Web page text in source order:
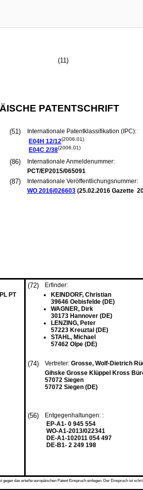
(11)
PATENTSCHRIFT
(51)
Internationale Patentklassifikation (IPC):
E04H 12/12(2006.01)
E04C 2/38(2006.01)
(86)
Internationale Anmeldenummer:
PCT/EP2015/065091
(87)
Internationale Veröffentlichungsnummer:
WO 2016/026603 (25.02.2016 Gazette
PT
(72)
Erfinder:
KEINDORF, Christian
39646 Oebisfelde (DE)
WAGNER, Dirk
30173 Hannover (DE)
LENZING, Peter
57223 Kreuztal (DE)
STAHL, Michael
57462 Olpe (DE)
(74) Vertreter: Grosse, Wolf-Dietrich
Gihske Grosse Klüppel Kross
57072 Siegen
57072 Siegen (DE)
(56)
Entgegenhaltungen: :
EP-A1- 0 945 554
WO-A1-2013/022341
DE-A1-102011 054 497
DE-B1- 2 249 198
das erteilte europäischen Patent Einspruch einlegen. Der Einspruch ist